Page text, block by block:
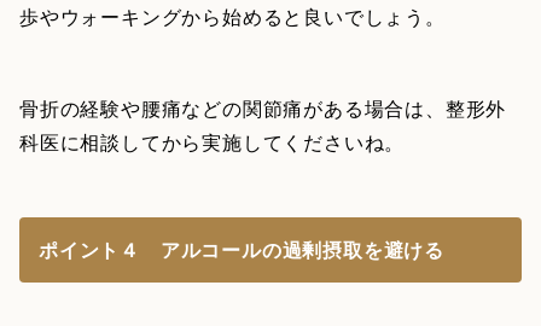
歩やウォーキングから始めると良いでしょう。
骨折の経験や腰痛などの関節痛がある場合は、整形外
科医に相談してから実施してくださいね。
ポイント４ アルコールの過剰摂取を避ける